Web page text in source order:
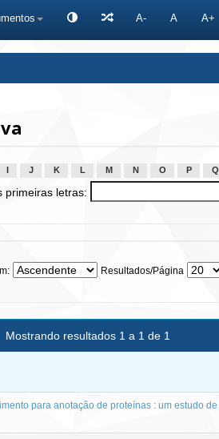
A- A A+
J K L M N O P Q
primeiras letras:
Resultados/Página
Mostrando resultados 1 a 1 de 1
para anotação de proteínas : um estudo de